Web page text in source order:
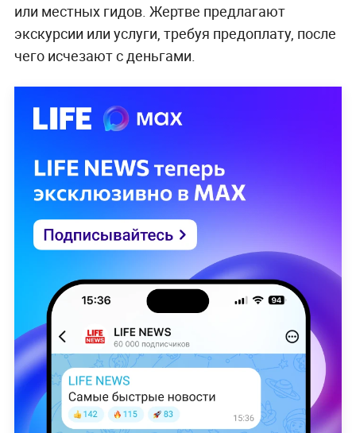
или местных гидов. Жертве предлагают
экскурсии или услуги, требуя предоплату, после
чего исчезают с деньгами.